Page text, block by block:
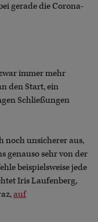
gerade die Corona-
immer mehr
den Start, ein
Schließungen
noch unsicherer aus,
genauso sehr von der
beispielsweise jede
Iris Laufenberg,
auf